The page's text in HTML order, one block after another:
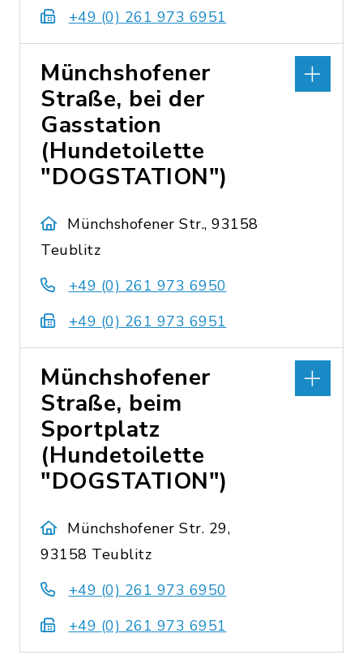
+49 (0) 261 973 6951
Münchshofener
Straße, bei der
Gasstation
(Hundetoilette
"DOGSTATION")
Münchshofener Str., 93158
Teublitz
+49 (0) 261 973 6950
+49 (0) 261 973 6951
Münchshofener
Straße, beim
Sportplatz
(Hundetoilette
"DOGSTATION")
Münchshofener Str. 29,
93158 Teublitz
+49 (0) 261 973 6950
+49 (0) 261 973 6951